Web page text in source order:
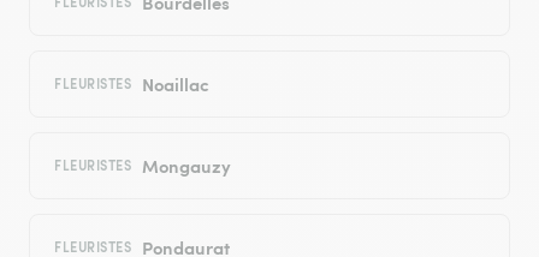
FLEURISTES Noaillac
FLEURISTES Mongauzy
FLEURISTES Pondaurat